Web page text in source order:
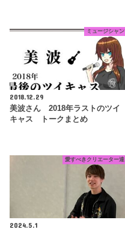
ミュージシャン
2018.12.29
美波さん 2018年ラストのツイ
キャス トークまとめ
愛すべきクリエーター達
2024.5.1